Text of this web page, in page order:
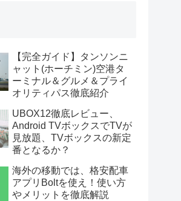
【完全ガイド】タンソンニ
ャット(ホーチミン)空港タ
ーミナル＆グルメ＆プライ
オリティパス徹底紹介
UBOX12徹底レビュー、
Android TVボックスでTVが
見放題、TVボックスの新定
番となるか？
海外の移動では、格安配車
アプリBoltを使え！使い方
やメリットを徹底解説